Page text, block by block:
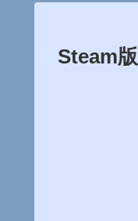
Steam